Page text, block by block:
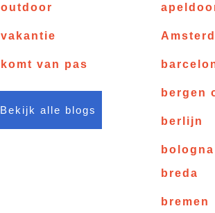
outdoor
vakantie
komt van pas
Bekijk alle blogs
bergen
berlijn
bologna
breda
bremen